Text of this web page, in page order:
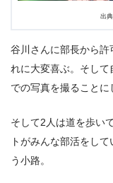
出
谷川さんに部長から
れに大変喜ぶ。そし
での写真を撮ることに
そして2人は道を歩い
トがみんな部活をし
う小路。